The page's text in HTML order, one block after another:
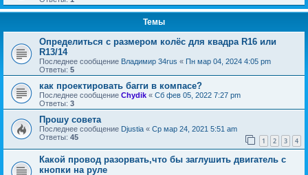
Темы
Определиться с размером колёс для квадра R16 или
R13/14
Последнее сообщение Владимир 34rus « Пн мар 04, 2024 4:05 pm
Ответы: 5
как проектировать багги в компасе?
Последнее сообщение Chydik « Сб фев 05, 2022 7:27 pm
Ответы: 3
Прошу совета
Последнее сообщение Djustia « Ср мар 24, 2021 5:51 am
Ответы: 45 1 2 3 4
Какой провод разорвать,что бы заглушить двигатель с
кнопки на руле